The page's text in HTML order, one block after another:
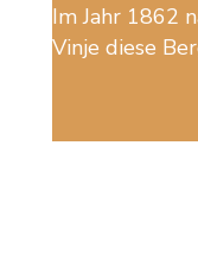
Im Jahr 1862
Vinje diese